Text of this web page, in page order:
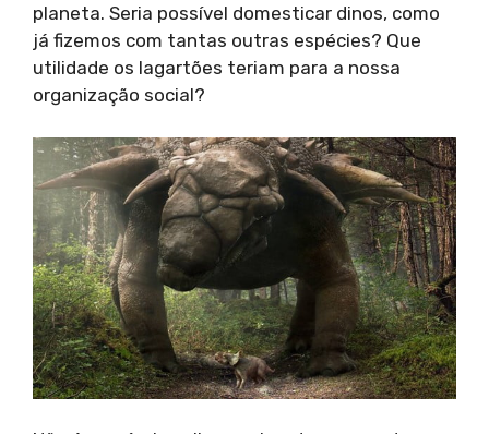
planeta. Seria possível domesticar dinos, como
já fizemos com tantas outras espécies? Que
utilidade os lagartões teriam para a nossa
organização social?